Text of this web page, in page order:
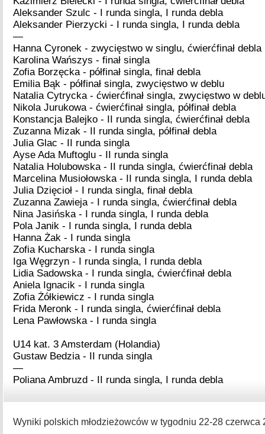
Aleksander Szulc - I runda singla, I runda debla
Aleksander Pierzycki - I runda singla, I runda debla
—
Hanna Cyronek - zwycięstwo w singlu, ćwierćfinał debla
Karolina Wańszys - finał singla
Zofia Borzęcka - półfinał singla, finał debla
Emilia Bąk - półfinał singla, zwycięstwo w deblu
Natalia Cytrycka - ćwierćfinał singla, zwycięstwo w
Nikola Jurukowa - ćwierćfinał singla, półfinał debla
Konstancja Balejko - II runda singla, ćwierćfinał debla
Zuzanna Mizak - II runda singla, półfinał debla
Julia Glac - II runda singla
Ayse Ada Muftoglu - II runda singla
Natalia Holubowska - II runda singla, ćwierćfinał debla
Marcelina Musiołowska - II runda singla, I runda debla
Julia Dzięcioł - I runda singla, finał debla
Zuzanna Zawieja - I runda singla, ćwierćfinał debla
Nina Jasińska - I runda singla, I runda debla
Pola Janik - I runda singla, I runda debla
Hanna Żak - I runda singla
Zofia Kucharska - I runda singla
Iga Węgrzyn - I runda singla, I runda debla
Lidia Sadowska - I runda singla, ćwierćfinał debla
Aniela Ignacik - I runda singla
Zofia Żółkiewicz - I runda singla
Frida Meronk - I runda singla, ćwierćfinał debla
Lena Pawłowska - I runda singla
U14 kat. 3 Amsterdam (Holandia)
Gustaw Bedzia - II runda singla
—
Poliana Ambruzd - II runda singla, I runda debla
Wyniki polskich młodzieżowców w tygodniu 22-28 czerwca